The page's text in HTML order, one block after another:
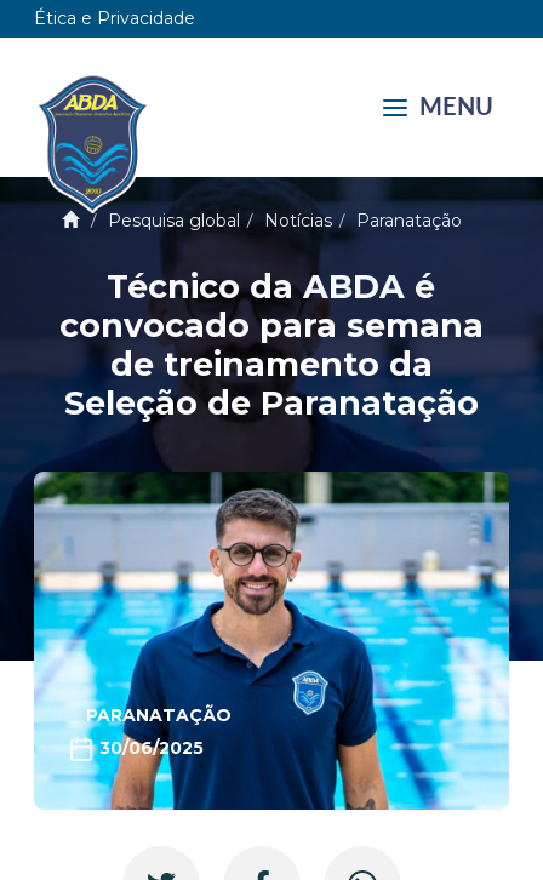
Ética e Privacidade
MENU
Pesquisa global Notícias Paranatação
Técnico da ABDA é
convocado para semana
de treinamento da
Seleção de Paranatação
PARANATAÇÃO
30/06/2025